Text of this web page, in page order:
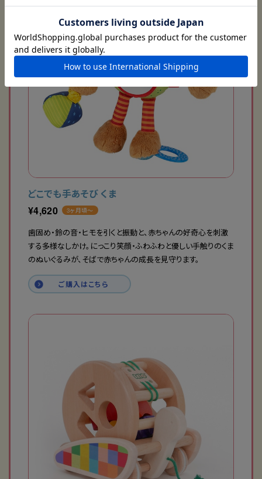
どこでも手あそび くま
¥4,620 3ヶ月頃〜
歯固め・鈴の音・ヒモを引くと振動と、赤ちゃんの好奇心を刺激
する多様なしかけ。にっこり笑顔・ふわふわと優しい手触りのくま
のぬいぐるみが、そばで赤ちゃんの成長を見守ります。
ご購入はこちら